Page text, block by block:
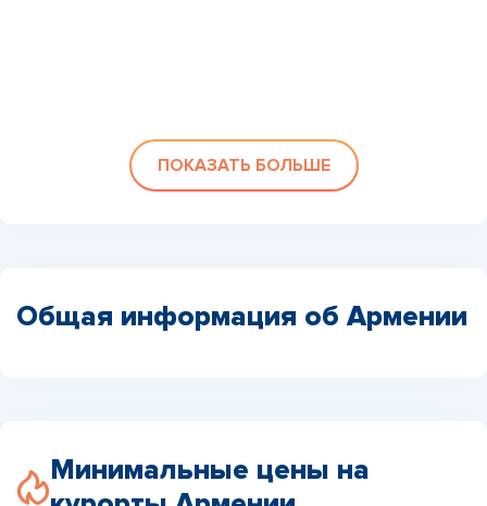
ПОКАЗАТЬ БОЛЬШЕ
Общая информация об Армении
Минимальные цены на